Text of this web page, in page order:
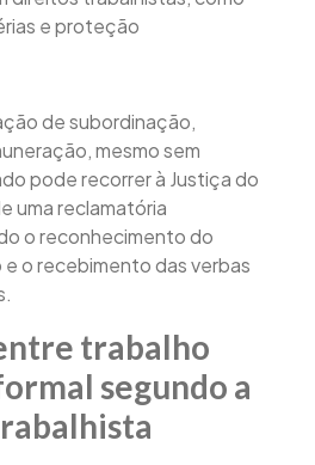
e proteção
de subordinação,
mesmo sem
pode recorrer à Justiça do
uma reclamatória
o reconhecimento do
o recebimento das verbas
trabalho
segundo a